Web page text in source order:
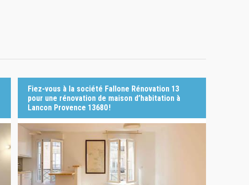
Fiez-vous à la société Fallone Rénovation 13
pour une rénovation de maison d’habitation à
Lancon Provence 13680 !